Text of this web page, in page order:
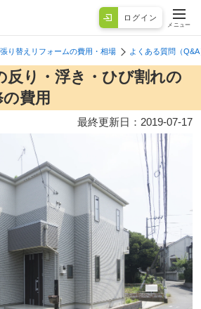
ログイン
メニュー
り替えリフォームの費用・相場 よくある質問（Q&A
反り・浮き・ひび割れの
費用
最終更新日： 2019-07-17